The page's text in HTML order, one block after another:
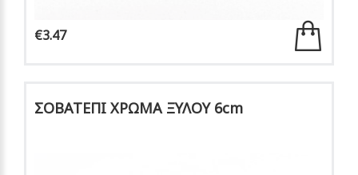
€3.47
ΣΟΒΑΤΕΠΙ ΧΡΩΜΑ ΞΥΛΟΥ 6cm